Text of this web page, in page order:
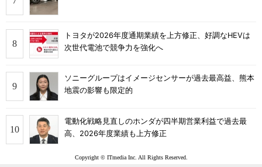
トヨタが2026年度通期業績を上方修正、好調なHEVは
次世代電池で競争力を強化へ
ソニーグループはイメージセンサーが過去最高益、熊本
地震の影響も限定的
電動化戦略見直しのホンダが四半期営業利益で過去最
高、2026年度業績も上方修正
Copyright © ITmedia Inc. All Rights Reserved.